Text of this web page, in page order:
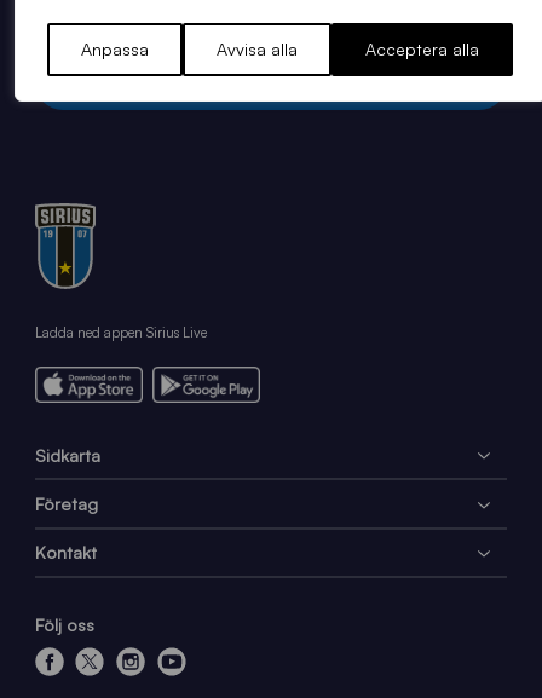
Anpassa Avvisa alla Acceptera alla
Köp matchbiljett
Ladda ned appen Sirius Live
Sidkarta
Företag
Kontakt
Följ oss
f
x
i
y